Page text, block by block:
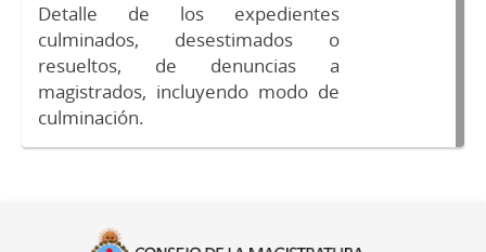
Detalle de los expedientes
culminados, desestimados o
resueltos, de denuncias a
magistrados, incluyendo modo de
culminación.